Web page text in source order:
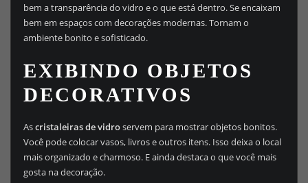
bem a transparência do vidro e o que está dentro. Se encaixam
bem em espaços com decorações modernas. Tornam o
ambiente bonito e sofisticado.
EXIBINDO OBJETOS
DECORATIVOS
Ascristaleiras de vidroservem para mostrar objetos bonitos.
Você pode colocar vasos, livros e outros itens. Isso deixa o local
mais organizado e charmoso. E ainda destaca o que você mais
gosta na decoração.